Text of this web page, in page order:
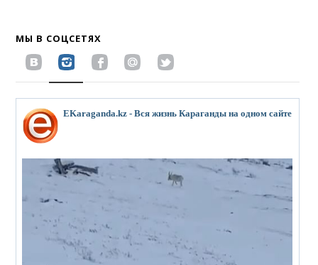
МЫ В СОЦСЕТЯХ
EKaraganda.kz - Вся жизнь Караганды на одном сайте